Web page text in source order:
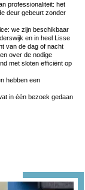
professionaliteit: het
deur gebeurt zonder
we zijn beschikbaar
en in heel Lisse
van de dag of nacht
over de nodige
met sloten efficiënt op
hebben een
in één bezoek gedaan